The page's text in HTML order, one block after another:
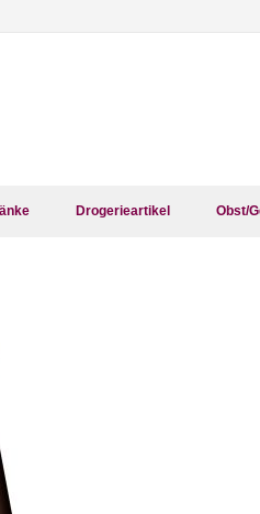
Drogerieartikel Obst/